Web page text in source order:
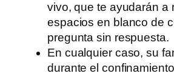
vivo, que te ayudarán a
espacios en blanco de
pregunta sin respuesta.
En cualquier caso, su
durante el